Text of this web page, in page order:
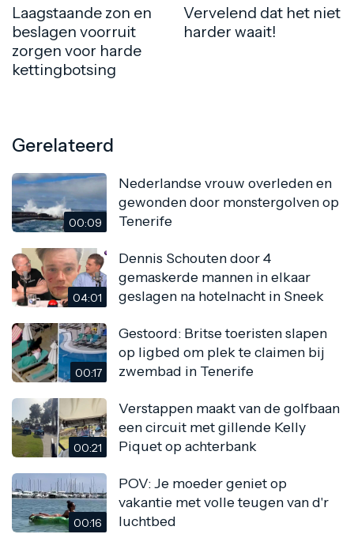
Laagstaande zon en
beslagen voorruit
zorgen voor harde
kettingbotsing
Vervelend dat het niet
harder waait!
Gerelateerd
00:09
Nederlandse vrouw overleden en
gewonden door monstergolven op
Tenerife
04:01
Dennis Schouten door 4
gemaskerde mannen in elkaar
geslagen na hotelnacht in Sneek
00:17
Gestoord: Britse toeristen slapen
op ligbed om plek te claimen bij
zwembad in Tenerife
00:21
Verstappen maakt van de golfbaan
een circuit met gillende Kelly
Piquet op achterbank
00:16
POV: Je moeder geniet op
vakantie met volle teugen van d'r
luchtbed